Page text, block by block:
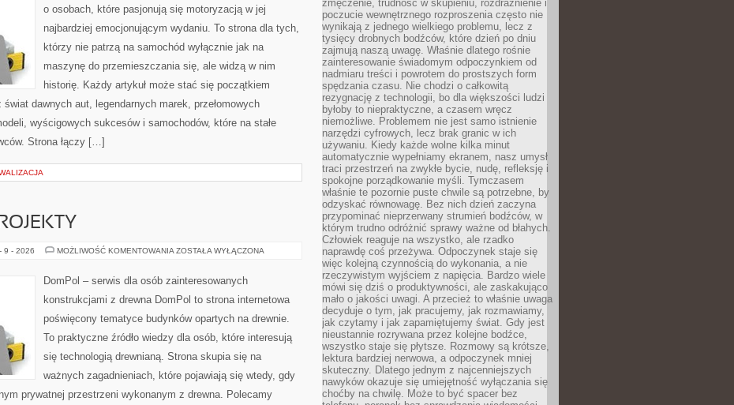
o osobach, które pasjonują się motoryzacją w jej
najbardziej emocjonującym wydaniu. To strona dla tych,
którzy nie patrzą na samochód wyłącznie jak na
maszynę do przemieszczania się, ale widzą w nim
historię. Każdy artykuł może stać się początkiem
dawnych aut, legendarnych marek, przełomowych
wyścigowych sukcesów i samochodów, które na stałe
Strona łączy […]
9 - 2026 MOŻLIWOŚĆ KOMENTOWANIA INSPIRACJE
ZOSTAŁA WYŁĄCZONA
DomPol – serwis dla osób zainteresowanych
konstrukcjami z drewna DomPol to strona internetowa
poświęcony tematyce budynków opartych na drewnie.
To praktyczne źródło wiedzy dla osób, które interesują
się technologią drewnianą. Strona skupia się na
ważnych zagadnieniach, które pojawiają się wtedy, gdy
prywatnej przestrzeni wykonanym z drewna. Polecamy
zmęczenie, trudność w skupieniu, rozdrażnienie i
poczucie wewnętrznego rozproszenia często nie
wynikają z jednego wielkiego problemu, lecz z
tysięcy drobnych bodźców, które dzień po dniu
zajmują naszą uwagę. Właśnie dlatego rośnie
zainteresowanie świadomym odpoczynkiem od
nadmiaru treści i powrotem do prostszych form
spędzania czasu. Nie chodzi o całkowitą
rezygnację z technologii, bo dla większości ludzi
byłoby to niepraktyczne, a czasem wręcz
niemożliwe. Problemem nie jest samo istnienie
narzędzi cyfrowych, lecz brak granic w ich
używaniu. Kiedy każde wolne kilka minut
automatycznie wypełniamy ekranem, nasz umysł
traci przestrzeń na zwykłe bycie, nudę, refleksję i
spokojne porządkowanie myśli. Tymczasem
właśnie te pozornie puste chwile są potrzebne, by
odzyskać równowagę. Bez nich dzień zaczyna
przypominać nieprzerwany strumień bodźców, w
którym trudno odróżnić sprawy ważne od błahych.
Człowiek reaguje na wszystko, ale rzadko
naprawdę coś przeżywa. Odpoczynek staje się
więc kolejną czynnością do wykonania, a nie
rzeczywistym wyjściem z napięcia. Bardzo wiele
mówi się dziś o produktywności, ale zaskakująco
mało o jakości uwagi. A przecież to właśnie uwaga
decyduje o tym, jak pracujemy, jak rozmawiamy,
jak czytamy i jak zapamiętujemy świat. Gdy jest
nieustannie rozrywana przez kolejne bodźce,
wszystko staje się płytsze. Rozmowy są krótsze,
lektura bardziej nerwowa, a odpoczynek mniej
skuteczny. Dlatego jednym z najcenniejszych
nawyków okazuje się umiejętność wyłączania się
choćby na chwilę. Może to być spacer bez